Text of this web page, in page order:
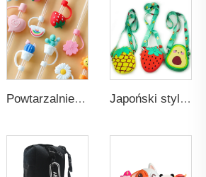
Powtarzalnie używany kolorowy silikonowy korek do słomki, chłonny i pyłoszczelny z uszczelnionym korkiem, akcesoria barowe do słomek o średnicy 6-8 mm Japoński styl mini torebka z motywem owoców, niestandardowa urocza dziecięca torebka dla dziewczynki, futerał z kreskówką, małe torebki na ramię, piękne torby na ramię dla dzieci